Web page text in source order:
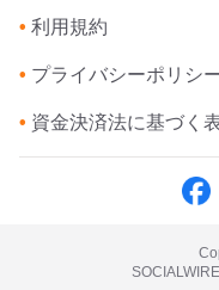
• 利用規約
• プライバシーポリシ
• 資金決済法に基づく